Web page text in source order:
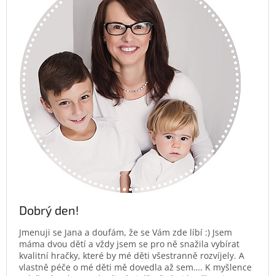
Dobrý den!
Jmenuji se Jana a doufám, že se Vám zde líbí :) Jsem
máma dvou dětí a vždy jsem se pro ně snažila vybírat
kvalitní hračky, které by mé děti všestranně rozvíjely. A
vlastně péče o mé děti mě dovedla až sem…. K myšlence